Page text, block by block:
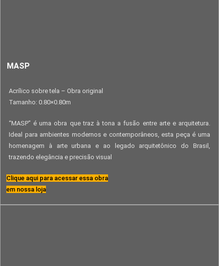
MASP
Acrílico sobre tela – Obra original
Tamanho: 0.80×0.80m
“MASP” é uma obra que traz à tona a fusão entre arte e arquitetura.
Ideal para ambientes modernos e contemporâneos, esta peça é uma
homenagem à arte urbana e ao legado arquitetônico do Brasil,
trazendo elegância e precisão visual
Clique aqui para acessar essa obra
em nossa loja